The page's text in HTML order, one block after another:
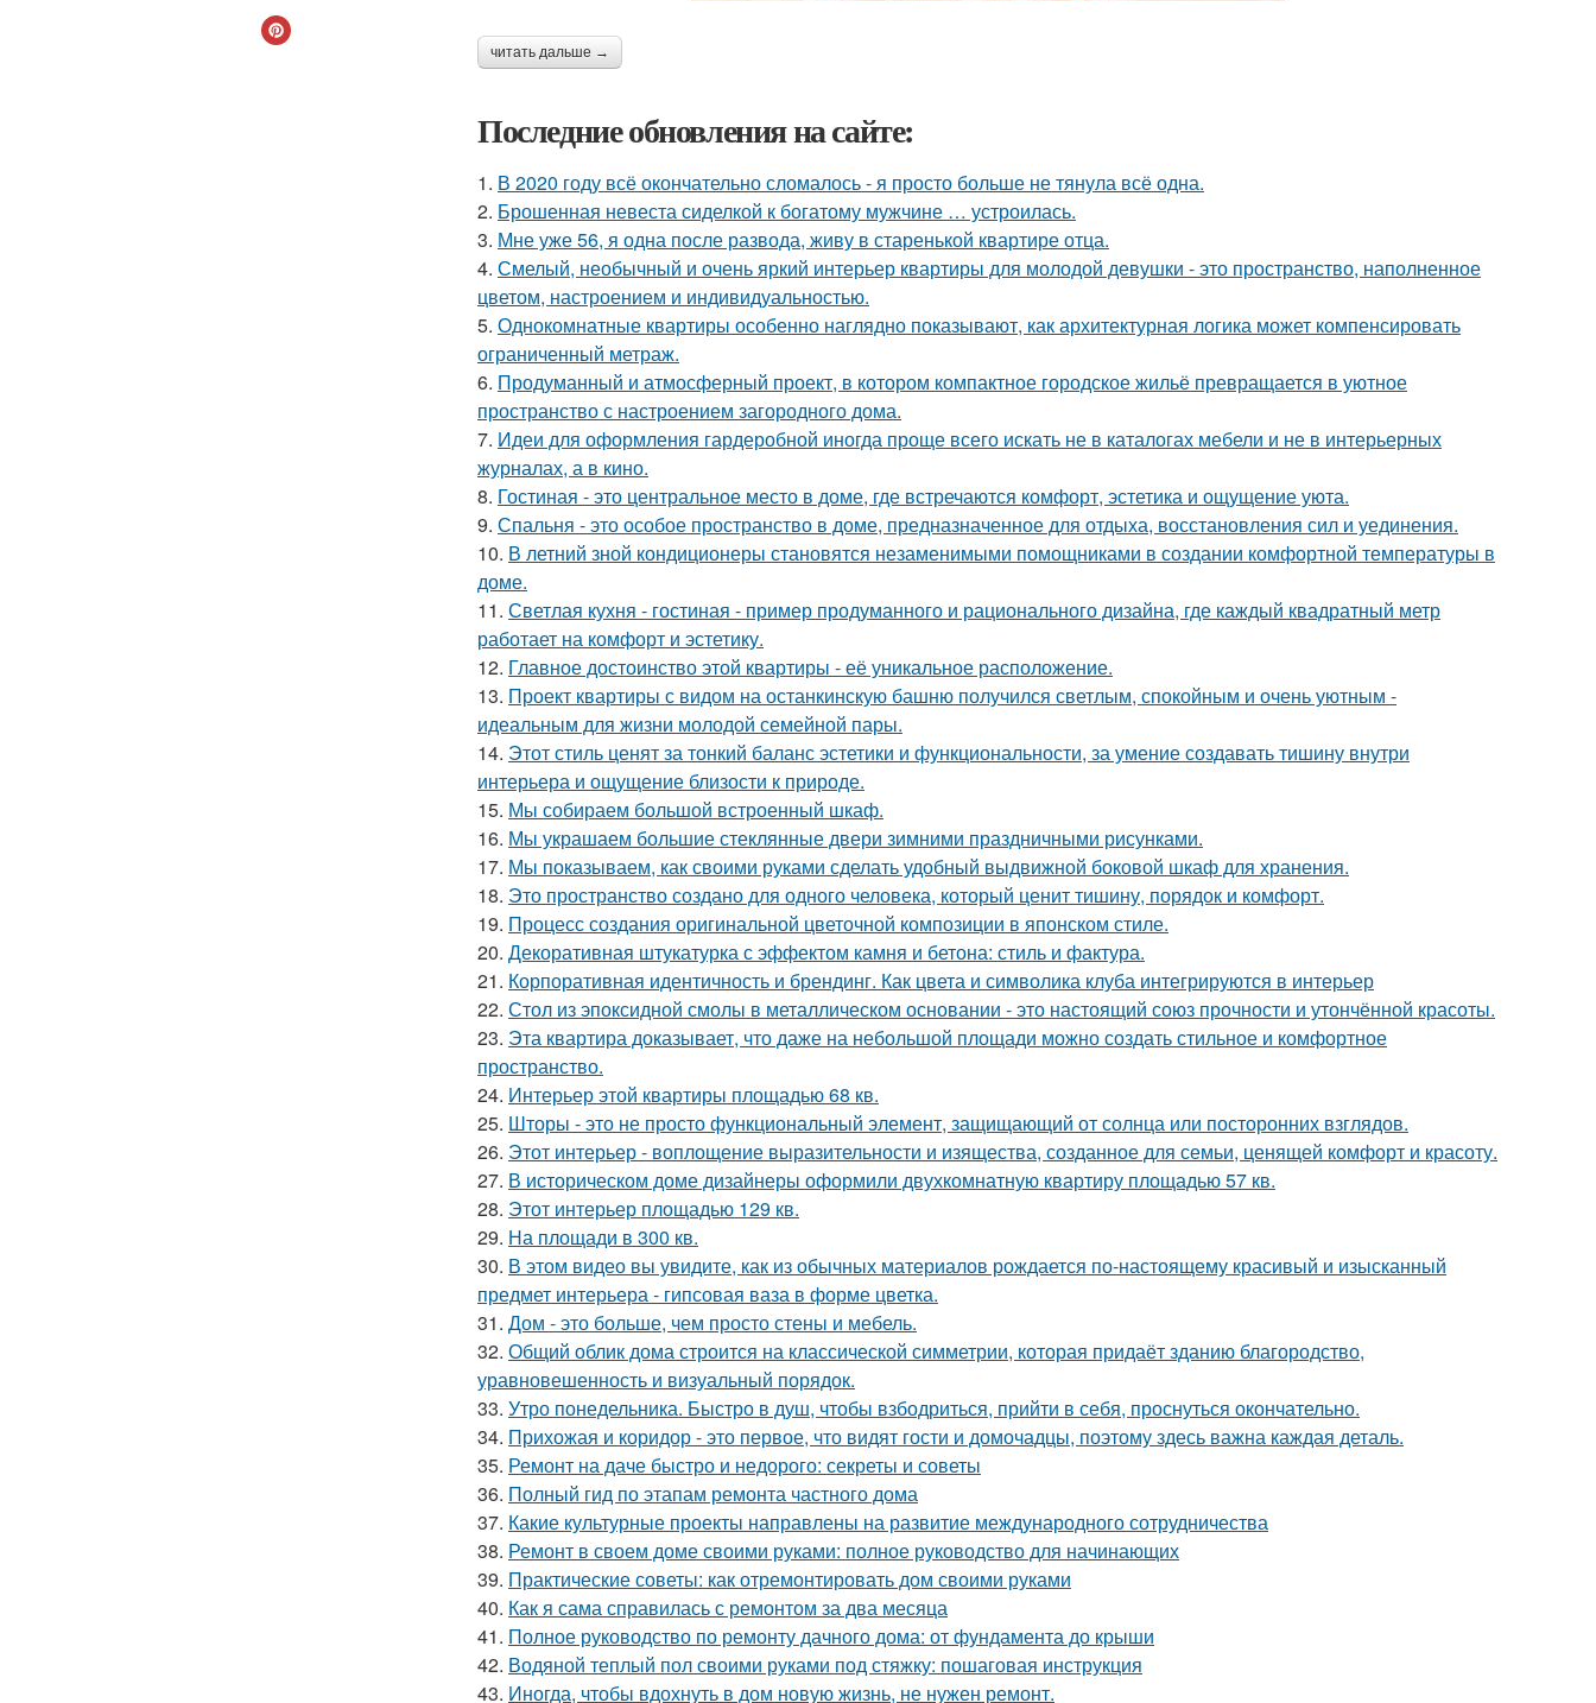
читать дальше →
Последние обновления на сайте:
1. В 2020 году всё окончательно сломалось - я просто больше не тянула всё одна.
2. Брошенная невеста сиделкой к богатому мужчине … устроилась.
3. Мне уже 56, я одна после развода, живу в старенькой квартире отца.
4. Смелый, необычный и очень яркий интерьер квартиры для молодой девушки - это пространство, наполненное
цветом, настроением и индивидуальностью.
5. Однокомнатные квартиры особенно наглядно показывают, как архитектурная логика может компенсировать
ограниченный метраж.
6. Продуманный и атмосферный проект, в котором компактное городское жильё превращается в уютное
пространство с настроением загородного дома.
7. Идеи для оформления гардеробной иногда проще всего искать не в каталогах мебели и не в интерьерных
журналах, а в кино.
8. Гостиная - это центральное место в доме, где встречаются комфорт, эстетика и ощущение уюта.
9. Спальня - это особое пространство в доме, предназначенное для отдыха, восстановления сил и уединения.
10. В летний зной кондиционеры становятся незаменимыми помощниками в создании комфортной температуры в
доме.
11. Светлая кухня - гостиная - пример продуманного и рационального дизайна, где каждый квадратный метр
работает на комфорт и эстетику.
12. Главное достоинство этой квартиры - её уникальное расположение.
13. Проект квартиры с видом на останкинскую башню получился светлым, спокойным и очень уютным -
идеальным для жизни молодой семейной пары.
14. Этот стиль ценят за тонкий баланс эстетики и функциональности, за умение создавать тишину внутри
интерьера и ощущение близости к природе.
15. Мы собираем большой встроенный шкаф.
16. Мы украшаем большие стеклянные двери зимними праздничными рисунками.
17. Мы показываем, как своими руками сделать удобный выдвижной боковой шкаф для хранения.
18. Это пространство создано для одного человека, который ценит тишину, порядок и комфорт.
19. Процесс создания оригинальной цветочной композиции в японском стиле.
20. Декоративная штукатурка с эффектом камня и бетона: стиль и фактура.
21. Корпоративная идентичность и брендинг. Как цвета и символика клуба интегрируются в интерьер
22. Стол из эпоксидной смолы в металлическом основании - это настоящий союз прочности и утончённой красоты.
23. Эта квартира доказывает, что даже на небольшой площади можно создать стильное и комфортное
пространство.
24. Интерьер этой квартиры площадью 68 кв.
25. Шторы - это не просто функциональный элемент, защищающий от солнца или посторонних взглядов.
26. Этот интерьер - воплощение выразительности и изящества, созданное для семьи, ценящей комфорт и красоту.
27. В историческом доме дизайнеры оформили двухкомнатную квартиру площадью 57 кв.
28. Этот интерьер площадью 129 кв.
29. На площади в 300 кв.
30. В этом видео вы увидите, как из обычных материалов рождается по-настоящему красивый и изысканный
предмет интерьера - гипсовая ваза в форме цветка.
31. Дом - это больше, чем просто стены и мебель.
32. Общий облик дома строится на классической симметрии, которая придаёт зданию благородство,
уравновешенность и визуальный порядок.
33. Утро понедельника. Быстро в душ, чтобы взбодриться, прийти в себя, проснуться окончательно.
34. Прихожая и коридор - это первое, что видят гости и домочадцы, поэтому здесь важна каждая деталь.
35. Ремонт на даче быстро и недорого: секреты и советы
36. Полный гид по этапам ремонта частного дома
37. Какие культурные проекты направлены на развитие международного сотрудничества
38. Ремонт в своем доме своими руками: полное руководство для начинающих
39. Практические советы: как отремонтировать дом своими руками
40. Как я сама справилась с ремонтом за два месяца
41. Полное руководство по ремонту дачного дома: от фундамента до крыши
42. Водяной теплый пол своими руками под стяжку: пошаговая инструкция
43. Иногда, чтобы вдохнуть в дом новую жизнь, не нужен ремонт.